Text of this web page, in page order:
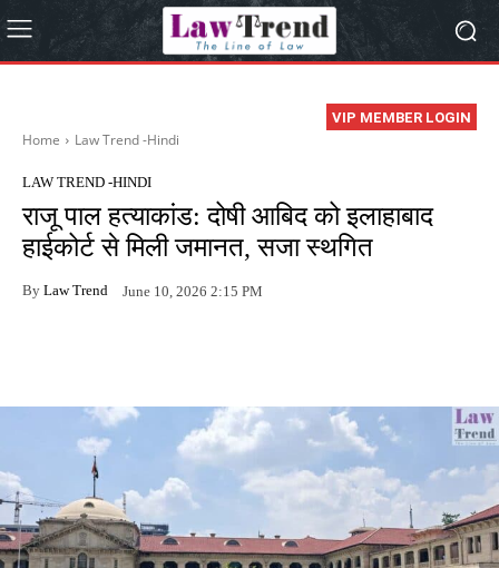
VIP MEMBER LOGIN
Home Law Trend -Hindi
LAW TREND -HINDI
राजू पाल हत्याकांड: दोषी आबिद को इलाहाबाद
हाईकोर्ट से मिली जमानत, सजा स्थगित
By Law Trend June 10, 2026 2:15 PM